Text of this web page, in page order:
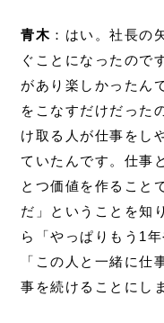
青木 ：はい。社長の
ぐことになったので
があり楽しかったん
をこなすだけだった
け取る人が仕事をし
ていたんです。仕事
とつ価値を作ること
だ」ということを知
ら「やっぱりもう1
「この人と一緒に仕
事を続けることにし